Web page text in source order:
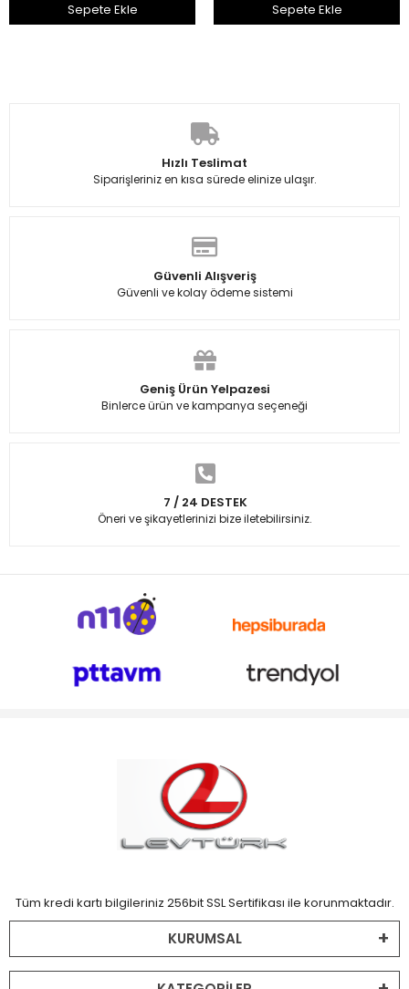
Sepete Ekle Sepete Ekle
Hızlı Teslimat
Siparişleriniz en kısa sürede elinize ulaşır.
Güvenli Alışveriş
Güvenli ve kolay ödeme sistemi
Geniş Ürün Yelpazesi
Binlerce ürün ve kampanya seçeneği
7 / 24 DESTEK
Öneri ve şikayetlerinizi bize iletebilirsiniz.
Tüm kredi kartı bilgileriniz 256bit SSL Sertifikası ile korunmaktadır.
KURUMSAL